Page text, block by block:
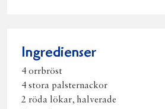
Ingredienser
4 orrbröst
4 stora palsternackor
2 röda lökar, halverade